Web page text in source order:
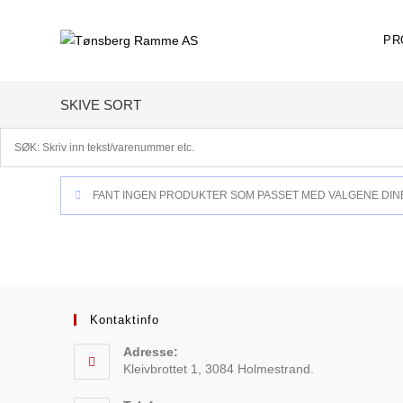
SKIVE SORT
FANT INGEN PRODUKTER SOM PASSET MED VALGENE
Kontaktinfo
Adresse:
Kleivbrottet 1, 3084 Holmestrand.